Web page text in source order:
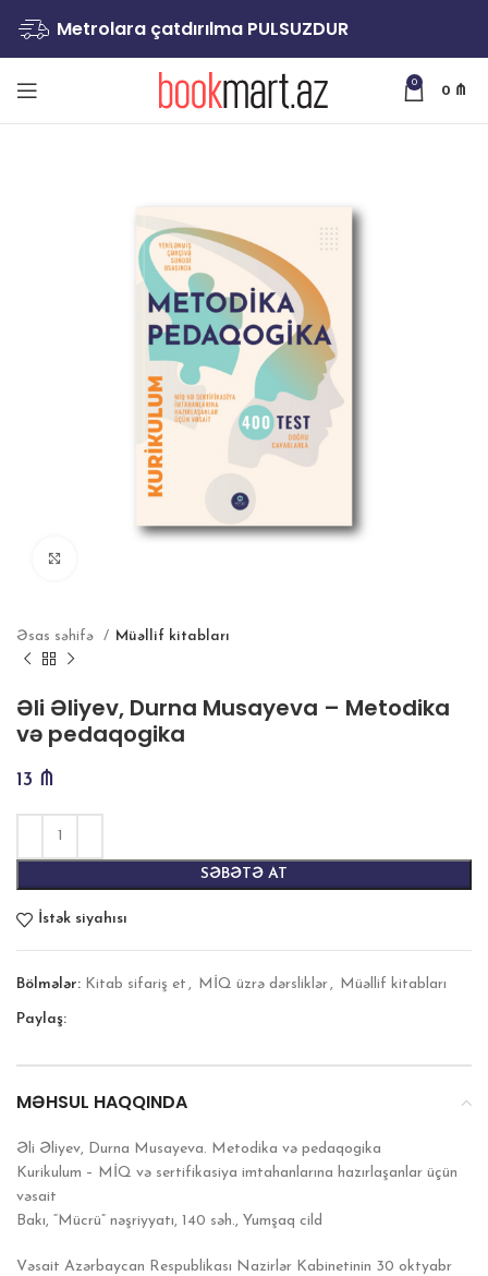
Metrolara çatdırılma PULSUZDUR
0
0 ₼
Əsas səhifə Müəllif kitabları
Əli Əliyev, Durna Musayeva – Metodika
və pedaqogika
13 ₼
SƏBƏTƏ AT
İstək siyahısı
Bölmələr: Kitab sifariş et , MİQ üzrə dərsliklər , Müəllif kitabları
Paylaş:
MƏHSUL HAQQINDA
Əli Əliyev, Durna Musayeva. Metodika və pedaqogika
Kurikulum – MİQ və sertifikasiya imtahanlarına hazırlaşanlar üçün
vəsait
Bakı, “Mücrü” nəşriyyatı, 140 səh., Yumşaq cild
Vəsait Azərbaycan Respublikası Nazirlər Kabinetinin 30 oktyabr